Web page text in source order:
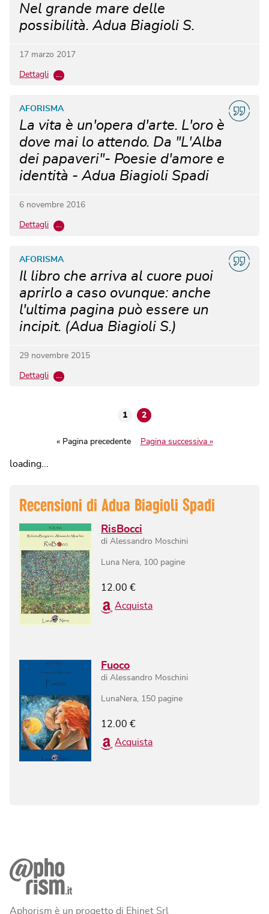
Nel grande mare delle
possibilità. Adua Biagioli S.
17 marzo 2017
Dettagli …
La vita è un'opera d'arte. L'oro è
dove mai lo attendo. Da "L'Alba
dei papaveri"- Poesie d'amore e
identità - Adua Biagioli Spadi
AFORISMA
6 novembre 2016
Dettagli …
Il libro che arriva al cuore puoi
aprirlo a caso ovunque: anche
l'ultima pagina può essere un
incipit. (Adua Biagioli S.)
AFORISMA
29 novembre 2015
Dettagli …
1 2
« Pagina precedente Pagina successiva »
loading...
Recensioni di Adua Biagioli Spadi
RisBocci
di Alessandro Moschini
Luna Nera, 100 pagine
12.00 €
Acquista
Fuoco
di Alessandro Moschini
LunaNera 150 pagine
12.00 €
Acquista
Aphorism è un progetto di Ehinet Srl